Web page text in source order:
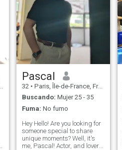
Pascal
32 • Paris, Île-de-France, Francia
Buscando: Mujer 25 - 35
Fuma: No fumo
Hey Hello! Are you looking for
someone special to share
unique moments? Well, it's
me, Pascal! Actor, and lover